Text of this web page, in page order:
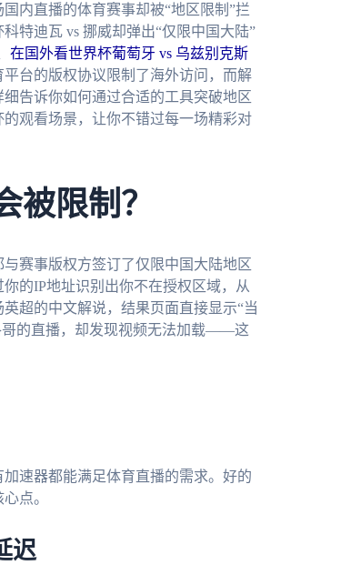
内直播的体育赛事却被“地区限制”拦
特迪瓦 vs 挪威却弹出“仅限中国大陆”
在国外看世界杯葡萄牙 vs 乌兹别克斯
台的版权协议限制了海外访问，而解
告诉你如何通过合适的工具突破地区
观看场景，让你不错过每一场精彩对
被限制？
赛事版权方签订了仅限中国大陆地区
的IP地址识别出你不在授权区域，从
超的中文解说，结果页面直接显示“当
哥的直播，却发现视频无法加载——这
速器都能满足体育直播的需求。好的
点。
迟